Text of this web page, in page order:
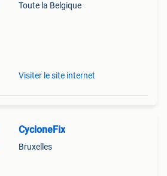
Toute la Belgique
Visiter le site internet
CycloneFix
Bruxelles